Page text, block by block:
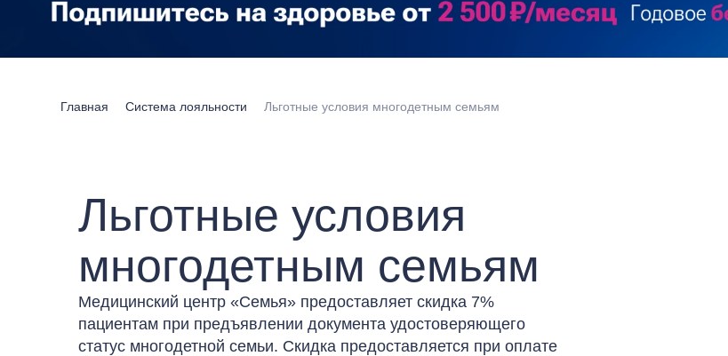
Главная Система лояльности Льготные условия многодетным семьям
Льготные условия
многодетным семьям
Медицинский центр «Семья» предоставляет скидка 7%
пациентам при предъявлении документа удостоверяющего
статус многодетной семьи. Скидка предоставляется при оплате